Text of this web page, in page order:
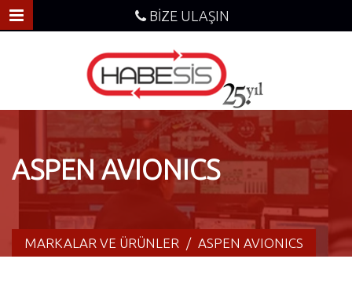
BİZE ULAŞIN
ASPEN AVIONICS
MARKALAR VE ÜRÜNLER / ASPEN AVIONICS